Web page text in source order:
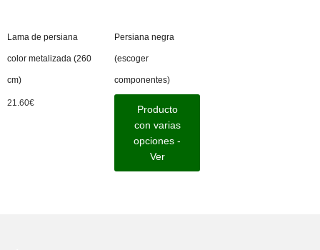
Lama de persiana
color metalizada (260
cm)
21.60€
Persiana negra
(escoger
componentes)
Producto
con varias
opciones -
Ver